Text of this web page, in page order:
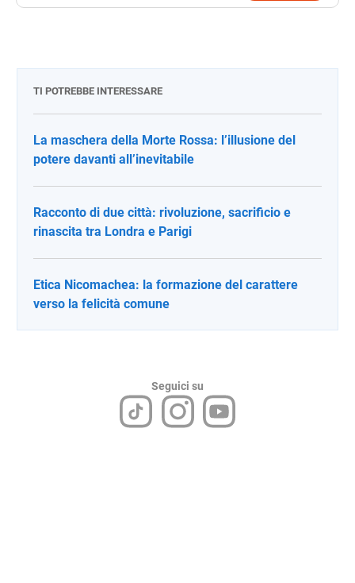
TI POTREBBE INTERESSARE
La maschera della Morte Rossa: l’illusione del
potere davanti all’inevitabile
Racconto di due città: rivoluzione, sacrificio e
rinascita tra Londra e Parigi
Etica Nicomachea: la formazione del carattere
verso la felicità comune
Seguici su